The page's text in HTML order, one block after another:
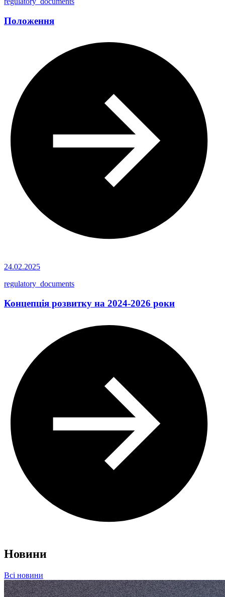
Положення
24.02.2025
regulatory_documents
Концепція розвитку на 2024-2026 роки
Новини
Всі новини